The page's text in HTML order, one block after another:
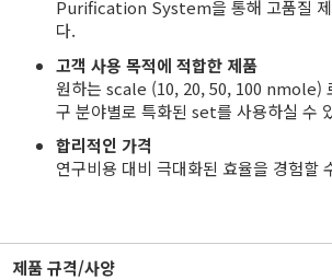
Purification System을 통해 고품질 제
다.
고객 사용 목적에 적합한 제품
원하는 scale (10, 20, 50, 100 nmole)
구 분야별로 특화된 set를 사용하실 수
합리적인 가격
연구비용 대비 극대화된 효율을 경험할
제품 규격/사양